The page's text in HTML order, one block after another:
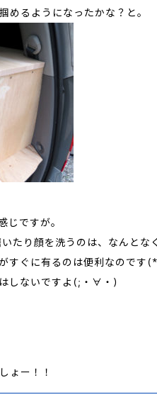
めるようになったかな？と。
じですが。
たり顔を洗うのは、なんとな
すぐに有るのは便利なので
しないですよ(;・∀・)
ょー！！